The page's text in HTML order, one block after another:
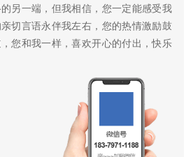
另一端，但我相信，您一定能感受我
切言语永伴我左右，您的热情激励鼓
您和我一样，喜欢开心的付出，快乐